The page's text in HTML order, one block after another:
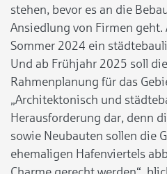
stehen, bevor es an die
Ansiedlung von Firmen geht.
Sommer 2024 ein
Und ab Frühjahr 2025 soll
Rahmenplanung für das
„Architektonisch und
Herausforderung dar, denn
sowie Neubauten sollen die
ehemaligen Hafenviertels